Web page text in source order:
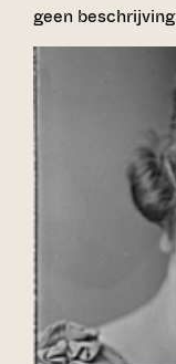
geen beschrijving